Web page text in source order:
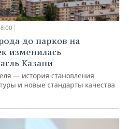
до парков на
изменилась
Казани
— история становления
и новые стандарты качества